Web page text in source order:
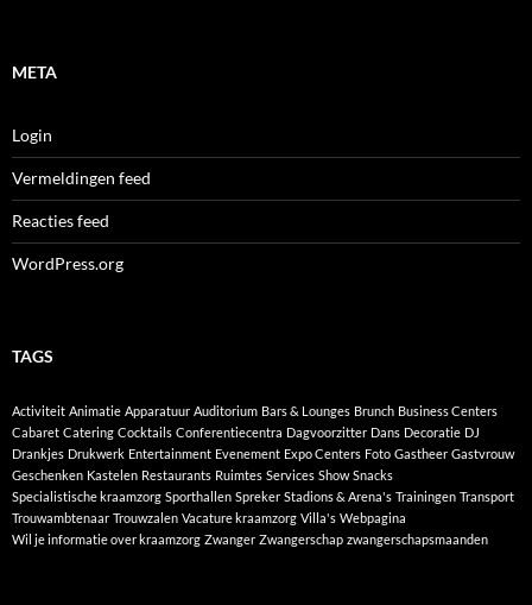
META
Login
Vermeldingen feed
Reacties feed
WordPress.org
TAGS
Activiteit Animatie Apparatuur Auditorium Bars & Lounges Brunch Business Centers
Cabaret Catering Cocktails Conferentiecentra Dagvoorzitter Dans Decoratie DJ
Drankjes Drukwerk Entertainment Evenement Expo Centers Foto Gastheer Gastvrouw
Geschenken Kastelen Restaurants Ruimtes Services Show Snacks
Specialistische kraamzorg Sporthallen Spreker Stadions & Arena's Trainingen Transport
Trouwambtenaar Trouwzalen Vacature kraamzorg Villa's Webpagina
Wil je informatie over kraamzorg Zwanger Zwangerschap zwangerschapsmaanden